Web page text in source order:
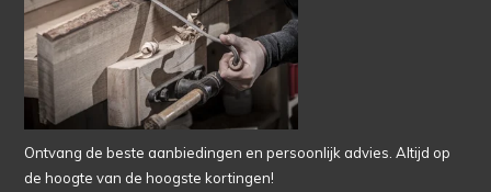
Ontvang de beste aanbiedingen en persoonlijk advies. Altijd op
de hoogte van de hoogste kortingen!